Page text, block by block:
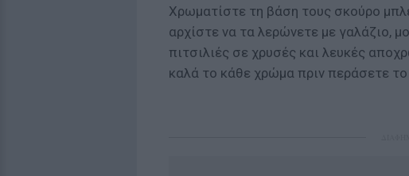
Χρωματίστε τη βάση τους σκούρο
αρχίστε να τα λερώνετε με γαλάζιο,
πιτσιλιές σε χρυσές και λευκές
καλά το κάθε χρώμα πριν περάσετε